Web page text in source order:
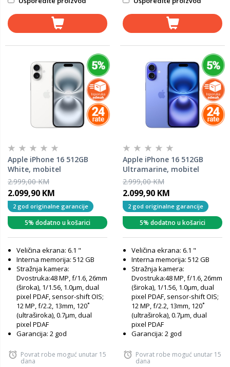
Apple iPhone 16 512GB
White, mobitel
2.999,00 KM
2.099,90 KM
2 god originalne garancije
5% dodatno u košarici
Veličina ekrana: 6.1 "
Interna memorija: 512 GB
Stražnja kamera:
Dvostruka:48 MP, f/1.6, 26mm
(široka), 1/1.56, 1.0µm, dual
pixel PDAF, sensor-shift OIS;
12 MP, f/2.2, 13mm, 120˚
(ultraširoka), 0.7µm, dual
pixel PDAF
Garancija: 2 god
Povrat robe moguć unutar 15
dana
Apple iPhone 16 512GB
Ultramarine, mobitel
2.999,00 KM
2.099,90 KM
2 god originalne garancije
5% dodatno u košarici
Veličina ekrana: 6.1 "
Interna memorija: 512 GB
Stražnja kamera:
Dvostruka:48 MP, f/1.6, 26mm
(široka), 1/1.56, 1.0µm, dual
pixel PDAF, sensor-shift OIS;
12 MP, f/2.2, 13mm, 120˚
(ultraširoka), 0.7µm, dual
pixel PDAF
Garancija: 2 god
Povrat robe moguć unutar 15
dana